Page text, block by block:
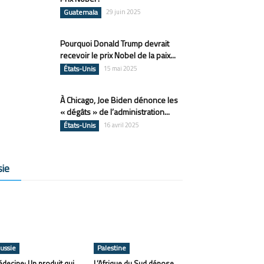
Guatemala 29 juin 2025
Pourquoi Donald Trump devrait
recevoir le prix Nobel de la paix...
États-Unis 15 mai 2025
À Chicago, Joe Biden dénonce les
« dégâts » de l’administration...
États-Unis 16 avril 2025
Palestine